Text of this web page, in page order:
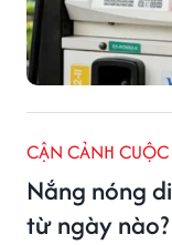
CẬN CẢNH
Nắng nóng
từ ngày nào?